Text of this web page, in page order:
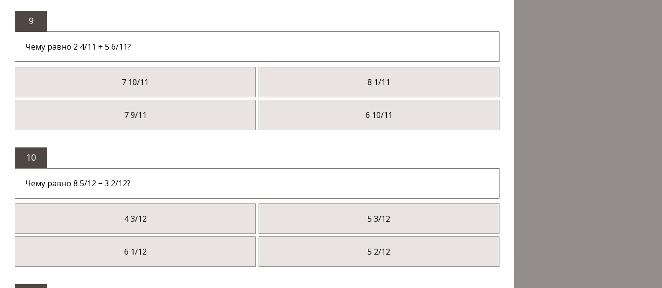
9
Чему равно 2 4/11 + 5 6/11?
7 10/11 8 1/11
7 9/11 6 10/11
10
Чему равно 8 5/12 − 3 2/12?
4 3/12 5 3/12
6 1/12 5 2/12